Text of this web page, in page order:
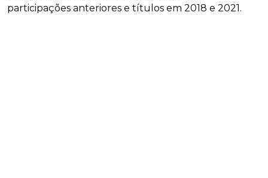
participações anteriores e títulos em 2018 e 2021.